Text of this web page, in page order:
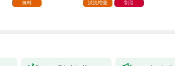
無料 試読増量 割引